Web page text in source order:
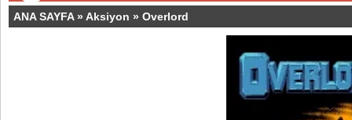
ANA SAYFA» Aksiyon » Overlord